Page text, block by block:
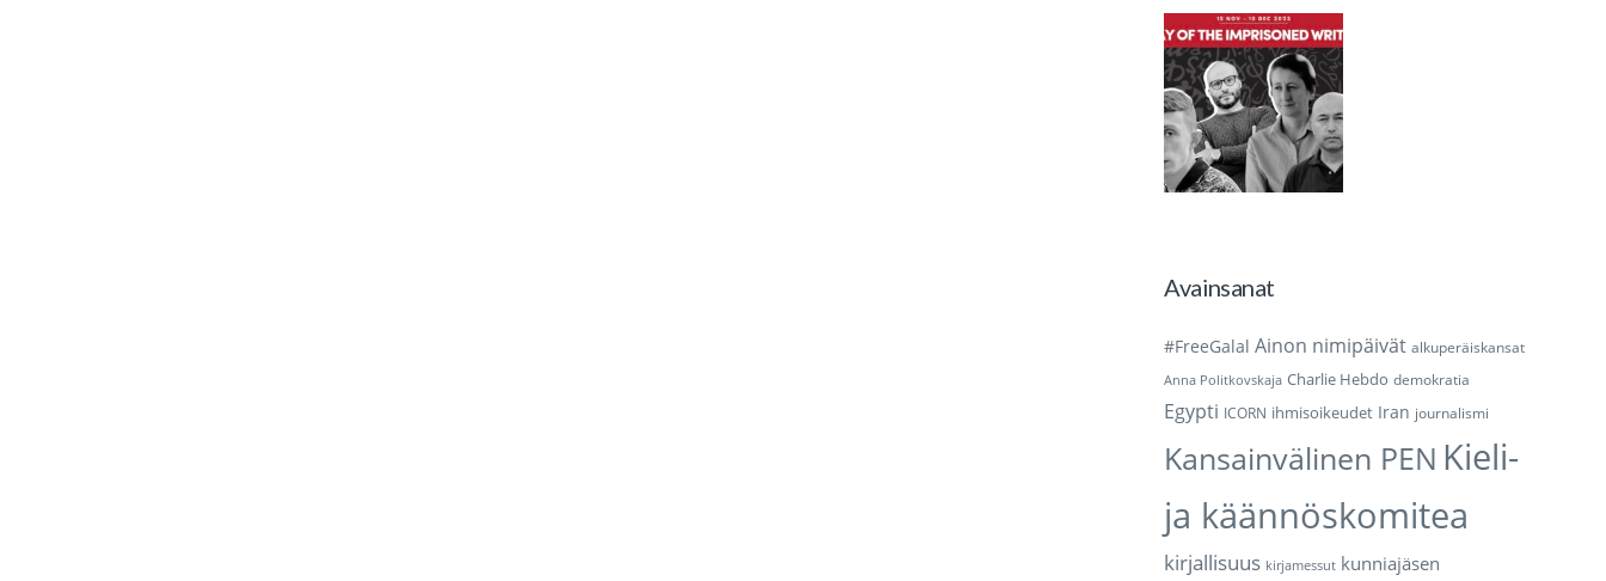
Avainsanat
#FreeGalal Ainon nimipäivät alkuperäiskansat
Anna Politkovskaja Charlie Hebdo demokratia
Egypti ICORN ihmisoikeudet Iran journalismi
Kansainvälinen PEN Kieli-
ja käännöskomitea
kirjallisuus kirjamessut kunniajäsen